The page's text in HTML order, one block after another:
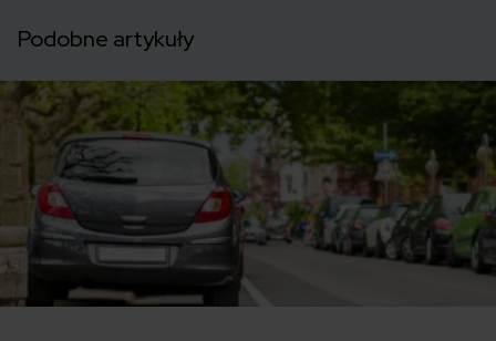
Podobne artykuły